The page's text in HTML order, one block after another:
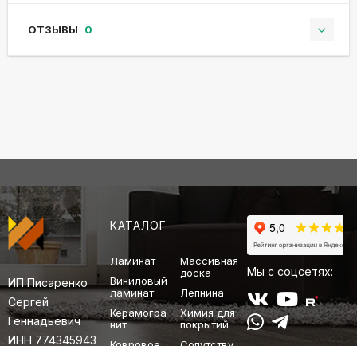
ОТЗЫВЫ 0
ИП Писаренко
Сергей
Геннадьевич
ИНН 774345943
КАТАЛОГ
Ламинат
Виниловый
ламинат
Керамогра
нит
Массивная
доска
Лепнина
Химия для
покрытий
Мы с соцсетях: